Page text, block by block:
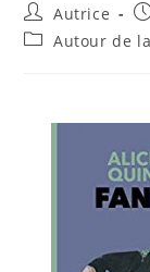
Auteur/autrice
de
la
Autrice
PostAutour de